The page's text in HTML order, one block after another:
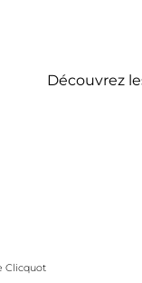
Découvrez
Clicquot